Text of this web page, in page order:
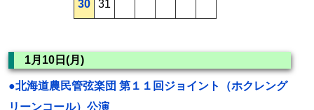
30 31
1月10日(月)
●北海道農民管弦楽団 第１１回ジョイント（ホクレング
リーンコール）公演